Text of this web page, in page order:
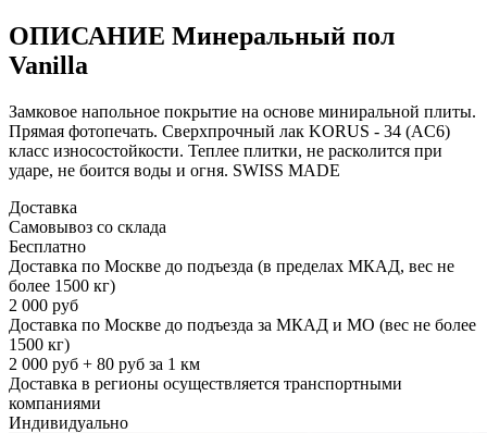
ОПИСАНИЕ Минеральный пол
Vanilla
Замковое напольное покрытие на основе миниральной плиты.
Прямая фотопечать. Сверхпрочный лак KORUS - 34 (AC6)
класс износостойкости. Теплее плитки, не расколится при
ударе, не боится воды и огня. SWISS MADE
Доставка
Самовывоз со склада
Бесплатно
Доставка по Москве до подъезда (в пределах МКАД, вес не
более 1500 кг)
2 000 руб
Доставка по Москве до подъезда за МКАД и МО (вес не более
1500 кг)
2 000 руб + 80 руб за 1 км
Доставка в регионы осуществляется транспортными
компаниями
Индивидуально